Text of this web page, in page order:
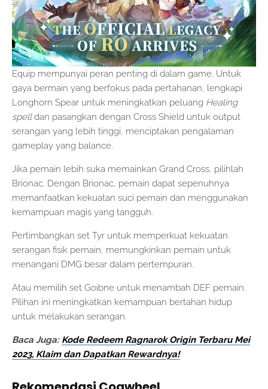
Equip mempunyai peran penting di dalam game. Untuk
gaya bermain yang berfokus pada pertahanan, lengkapi
Longhorn Spear untuk meningkatkan peluang Healing
spelldan pasangkan dengan Cross Shield untuk output
serangan yang lebih tinggi, menciptakan pengalaman
gameplay yang balance.
Jika pemain lebih suka memainkan Grand Cross, pilihlah
Brionac. Dengan Brionac, pemain dapat sepenuhnya
memanfaatkan kekuatan suci pemain dan menggunakan
kemampuan magis yang tangguh.
Pertimbangkan set Tyr untuk memperkuat kekuatan
serangan fisik pemain, memungkinkan pemain untuk
menangani DMG besar dalam pertempuran.
Atau memilih set Goibne untuk menambah DEF pemain.
Pilihan ini meningkatkan kemampuan bertahan hidup
untuk melakukan serangan.
Baca Juga: Kode Redeem Ragnarok Origin Terbaru Mei
2023, Klaim dan Dapatkan Rewardnya!